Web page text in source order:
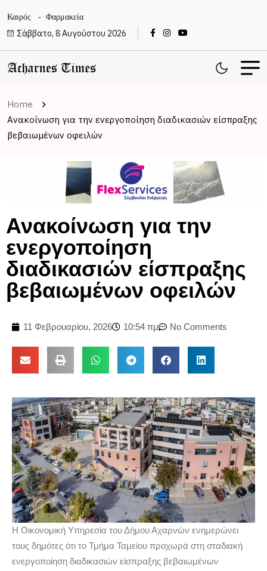
Καιρός Φαρμακεία
Σάββατο, 8 Αυγούστου 2026
Home
Ανακοίνωση για την ενεργοποίηση διαδικασιών είσπραξης
βεβαιωμένων οφειλών
Ανακοίνωση για την
ενεργοποίηση
διαδικασιών είσπραξης
βεβαιωμένων οφειλών
11 Φεβρουαρίου, 2026 10:54 πμ No Comments
Η Οικονομική Υπηρεσία του Δήμου Αχαρνών ενημερώνει
τους δημότες ότι το Τμήμα Ταμείου προχωρά στη σταδιακή
ενεργοποίηση διαδικασιών είσπραξης βεβαιωμένων